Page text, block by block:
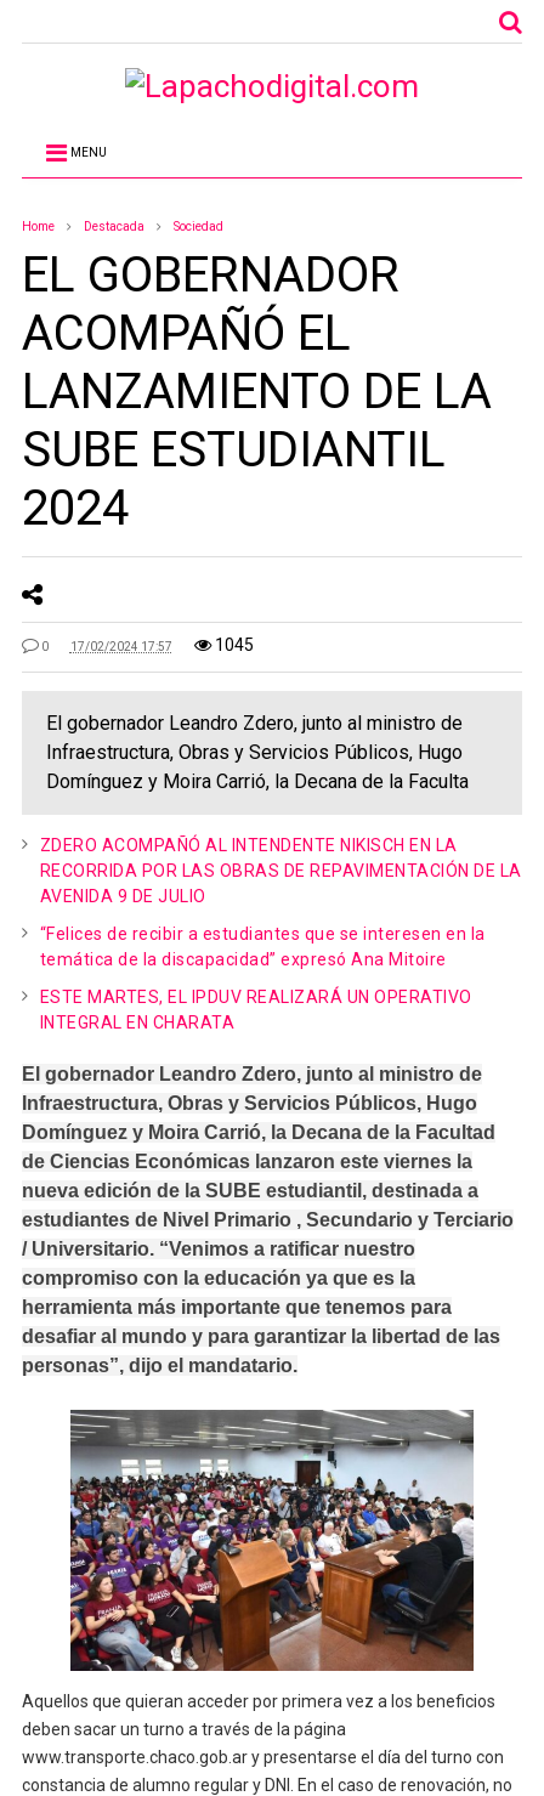
MENU
Home Destacada Sociedad
EL GOBERNADOR
ACOMPAÑÓ EL
LANZAMIENTO DE LA
SUBE ESTUDIANTIL
2024
0 17/02/2024 17:57 1045
El gobernador Leandro Zdero, junto al ministro de
Infraestructura, Obras y Servicios Públicos, Hugo
Domínguez y Moira Carrió, la Decana de la Faculta
ZDERO ACOMPAÑÓ AL INTENDENTE NIKISCH EN LA
RECORRIDA POR LAS OBRAS DE REPAVIMENTACIÓN DE LA
AVENIDA 9 DE JULIO
“Felices de recibir a estudiantes que se interesen en la
temática de la discapacidad” expresó Ana Mitoire
ESTE MARTES, EL IPDUV REALIZARÁ UN OPERATIVO
INTEGRAL EN CHARATA
El gobernador Leandro Zdero, junto al ministro de
Infraestructura, Obras y Servicios Públicos, Hugo
Domínguez y Moira Carrió, la Decana de la Facultad
de Ciencias Económicas lanzaron este viernes la
nueva edición de la SUBE estudiantil, destinada a
estudiantes de Nivel Primario , Secundario y Terciario
/ Universitario. “Venimos a ratificar nuestro
compromiso con la educación ya que es la
herramienta más importante que tenemos para
desafiar al mundo y para garantizar la libertad de las
personas”, dijo el mandatario.
Aquellos que quieran acceder por primera vez a los beneficios
deben sacar un turno a través de la página
www.transporte.chaco.gob.ar y presentarse el día del turno con
constancia de alumno regular y DNI. En el caso de renovación, no